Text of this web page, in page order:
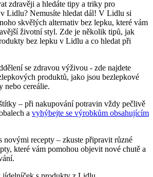
zdravěji a hledáte tipy a triky pro​
Lidlu? Nemusíte hledat dál! V Lidlu si​
‍skvělých alternativ bez ⁢lepku, které ‌vám
životní styl. Zde ⁢je několik ⁣tipů, jak
bez lepku ‍v Lidlu a co ⁤hledat při
se zdravou výživou ‍- zde najdete
produktů, jako jsou bezlepkové
nebo cereálie.
– při nakupování potravin vždy pečlivě
a vyhýbejte se výrobkům obsahujícím
novými recepty – zkuste připravit různé
‌které vám pomohou objevit nové chutě⁢ a